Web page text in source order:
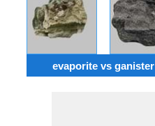
evaporite vs ganister